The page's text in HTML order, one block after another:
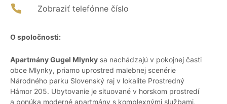
Zobraziť telefónne číslo
O spoločnosti:
Apartmány Gugel Mlynky sa nachádzajú v pokojnej časti
obce Mlynky, priamo uprostred malebnej scenérie
Národného parku Slovenský raj v lokalite Prostredný
Hámor 205. Ubytovanie je situované v horskom prostredí
a ponúka moderné apartmány s komplexnými službami,